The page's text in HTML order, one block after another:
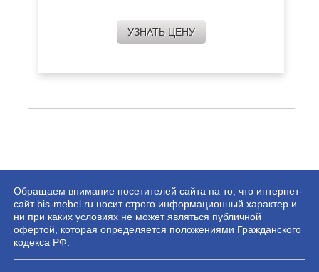
УЗНАТЬ ЦЕНУ
Обращаем внимание посетителей сайта на то, что интернет-
сайт bis-mebel.ru носит строго информационный характер и
ни при каких условиях не может являться публичной
офертой, которая определяется положениями Гражданского
кодекса РФ.